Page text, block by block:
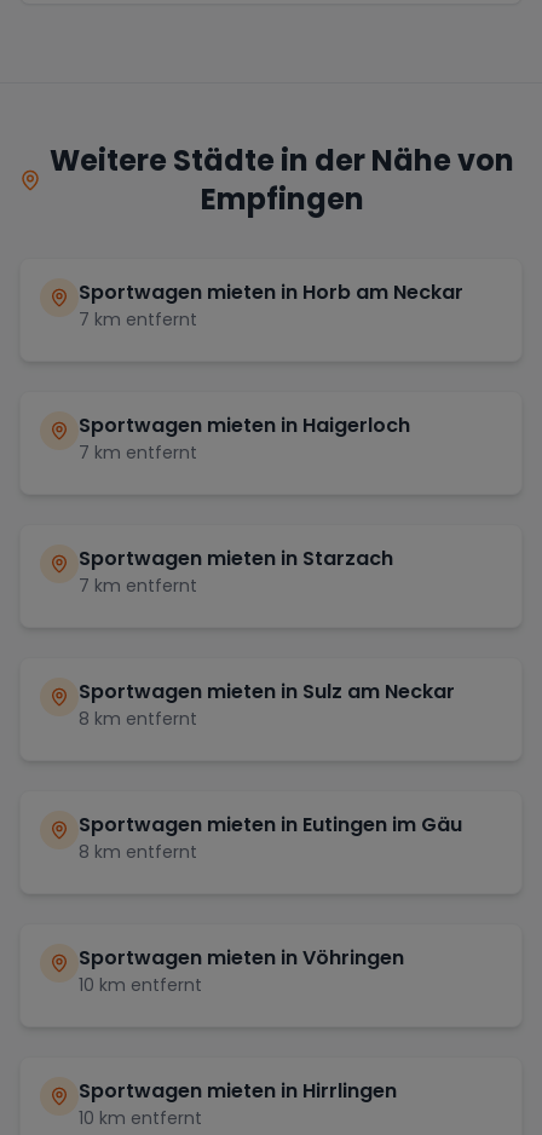
Weitere Städte in der Nähe von
Empfingen
Sportwagen mieten in Horb am Neckar
7 km entfernt
Sportwagen mieten in Haigerloch
7 km entfernt
Sportwagen mieten in Starzach
7 km entfernt
Sportwagen mieten in Sulz am Neckar
8 km entfernt
Sportwagen mieten in Eutingen im Gäu
8 km entfernt
Sportwagen mieten inVöhringen
10 km entfernt
Sportwagen mieten in Hirrlingen
10 km entfernt